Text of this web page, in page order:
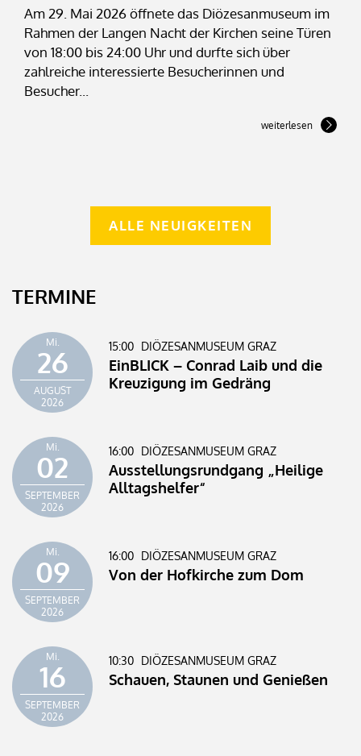
Am 29. Mai 2026 öffnete das Diözesanmuseum im
Rahmen der Langen Nacht der Kirchen seine Türen
von 18:00 bis 24:00 Uhr und durfte sich über
zahlreiche interessierte Besucherinnen und
Besucher...
weiterlesen
ALLE NEUIGKEITEN
TERMINE
Mi.
26
AUGUST
2026
15:00 DIÖZESANMUSEUM GRAZ
EinBLICK – Conrad Laib und die
Kreuzigung im Gedräng
Mi.
02
SEPTEMBER
2026
16:00 DIÖZESANMUSEUM GRAZ
Ausstellungsrundgang „Heilige
Alltagshelfer“
Mi.
09
SEPTEMBER
2026
16:00 DIÖZESANMUSEUM GRAZ
Von der Hofkirche zum Dom
Mi.
16
SEPTEMBER
2026
10:30 DIÖZESANMUSEUM GRAZ
Schauen, Staunen und Genießen